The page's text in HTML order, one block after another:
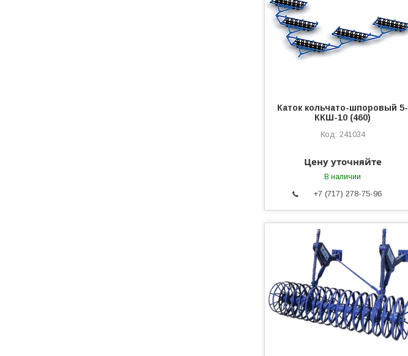
Каток кольчато-шпоровый 5-
ККШ-10 (460)
241034
Цену уточняйте
В наличии
+7 (717) 278-75-96